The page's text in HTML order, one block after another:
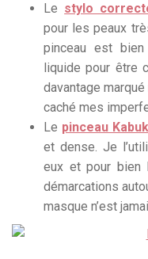
Le stylo
pour les peaux
pinceau est
liquide pour être
davantage
caché mes
Le pinceau
et dense. Je
eux et pour bien
démarcations
masque n’est